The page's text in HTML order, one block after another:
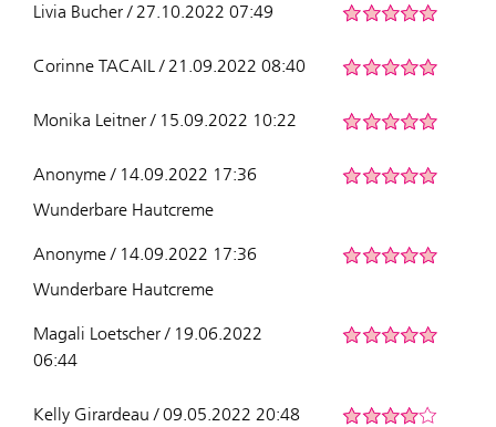
Livia Bucher / 27.10.2022 07:49
Corinne TACAIL / 21.09.2022 08:40
Monika Leitner / 15.09.2022 10:22
Anonyme / 14.09.2022 17:36
Wunderbare Hautcreme
Anonyme / 14.09.2022 17:36
Wunderbare Hautcreme
Magali Loetscher / 19.06.2022
06:44
Kelly Girardeau / 09.05.2022 20:48